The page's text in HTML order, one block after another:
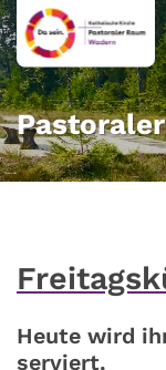
Zum Inhalt
Heute wird
serviert.